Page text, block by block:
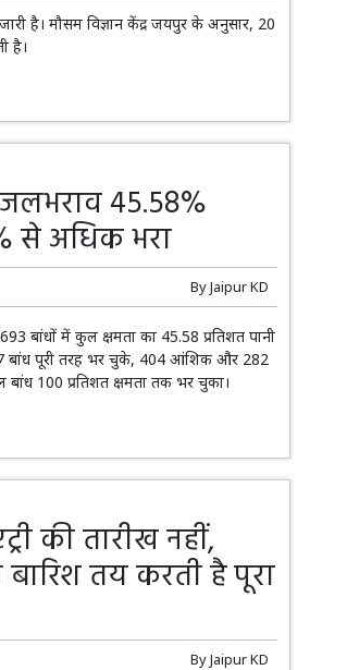
है। मौसम विज्ञान केंद्र जयपुर के अनुसार, 20
है।
45.58%
से अधिक भरा
ByJaipur KD
बांधों में कुल क्षमता का 45.58 प्रतिशत पानी
बांध पूरी तरह भर चुके, 404 आंशिक और 282
बांध 100 प्रतिशत क्षमता तक भर चुका।
की तारीख नहीं,
तय करती है पूरा
ByJaipur KD